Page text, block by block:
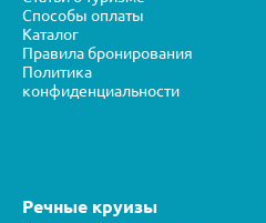
Способы оплаты
Каталог
Правила бронирования
Политика
конфиденциальности
Речные круизы